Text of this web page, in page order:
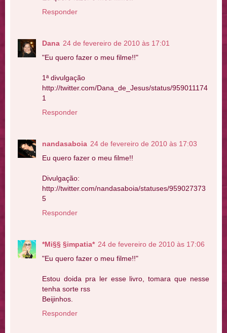
Responder
Dana 24 de fevereiro de 2010 às 17:01
"Eu quero fazer o meu filme!!"
1ª divulgação
http://twitter.com/Dana_de_Jesus/status/959011174
1
Responder
nandasaboia 24 de fevereiro de 2010 às 17:03
Eu quero fazer o meu filme!!
Divulgação:
http://twitter.com/nandasaboia/statuses/959027373
5
Responder
*Mi§§ §impatia* 24 de fevereiro de 2010 às 17:06
"Eu quero fazer o meu filme!!"
Estou doida pra ler esse livro, tomara que nesse
tenha sorte rss
Beijinhos.
Responder